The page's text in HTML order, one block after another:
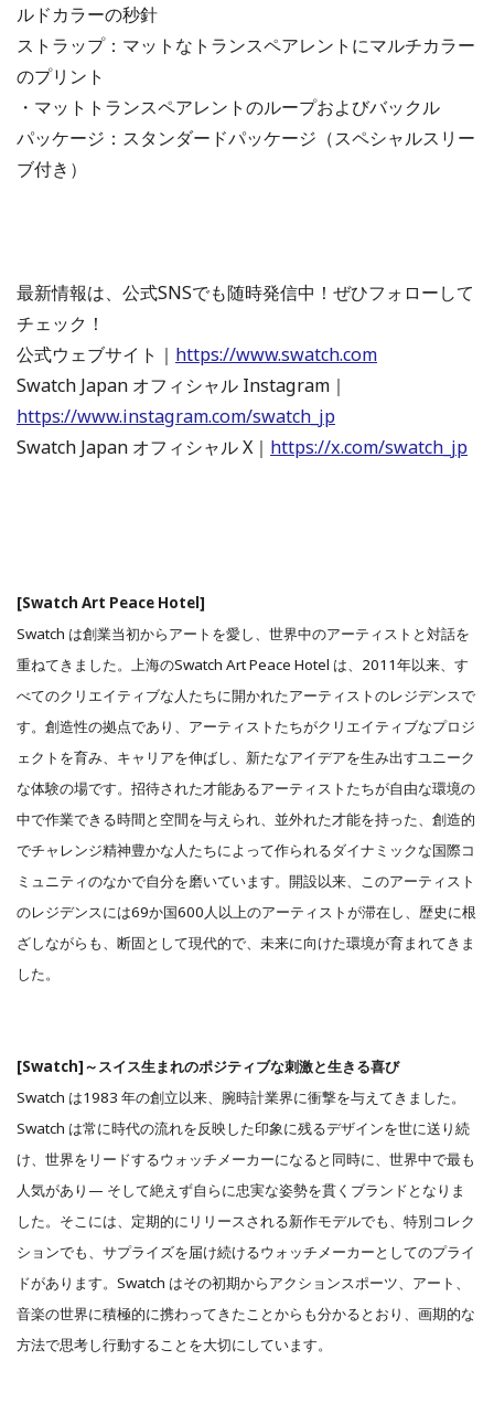
ルドカラーの秒針
ストラップ：マットなトランスペアレントにマルチカラー
のプリント
・マットトランスペアレントのループおよびバックル
パッケージ：スタンダードパッケージ（スペシャルスリー
ブ付き）
最新情報は、公式SNSでも随時発信中！ぜひフォローして
チェック！
公式ウェブサイト｜ https://www.swatch.com
Swatch Japan オフィシャル Instagram｜
https://www.instagram.com/swatch_jp
Swatch Japan オフィシャル X｜ https://x.com/swatch_jp
[Swatch Art Peace Hotel]
Swatch は創業当初からアートを愛し、世界中のアーティストと対話を
重ねてきました。上海のSwatch Art Peace Hotel は、2011年以来、す
べてのクリエイティブな人たちに開かれたアーティストのレジデンスで
す。創造性の拠点であり、アーティストたちがクリエイティブなプロジ
ェクトを育み、キャリアを伸ばし、新たなアイデアを生み出すユニーク
な体験の場です。招待された才能あるアーティストたちが自由な環境の
中で作業できる時間と空間を与えられ、並外れた才能を持った、創造的
でチャレンジ精神豊かな人たちによって作られるダイナミックな国際コ
ミュニティのなかで自分を磨いています。開設以来、このアーティスト
のレジデンスには69か国600人以上のアーティストが滞在し、歴史に根
ざしながらも、断固として現代的で、未来に向けた環境が育まれてきま
した。
[Swatch]～スイス生まれのポジティブな刺激と生きる喜び
Swatch は1983 年の創立以来、腕時計業界に衝撃を与えてきました。
Swatch は常に時代の流れを反映した印象に残るデザインを世に送り続
け、世界をリードするウォッチメーカーになると同時に、世界中で最も
人気があり— そして絶えず自らに忠実な姿勢を貫くブランドとなりま
した。そこには、定期的にリリースされる新作モデルでも、特別コレク
ションでも、サプライズを届け続けるウォッチメーカーとしてのプライ
ドがあります。Swatch はその初期からアクションスポーツ、アート、
音楽の世界に積極的に携わってきたことからも分かるとおり、画期的な
方法で思考し行動することを大切にしています。